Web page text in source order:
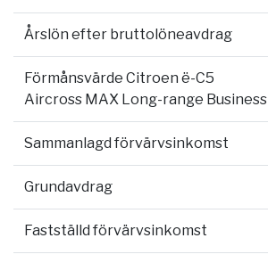
Årslön efter bruttolöneavdrag
Förmånsvärde Citroen ë-C5
Aircross MAX Long-range Business
Sammanlagd förvärvsinkomst
Grundavdrag
Fastställd förvärvsinkomst